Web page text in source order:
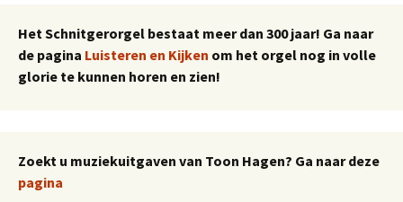
Het Schnitgerorgel bestaat meer dan 300 jaar! Ga naar
de pagina Luisteren en Kijken om het orgel nog in volle
glorie te kunnen horen en zien!
Zoekt u muziekuitgaven van Toon Hagen? Ga naar deze
pagina